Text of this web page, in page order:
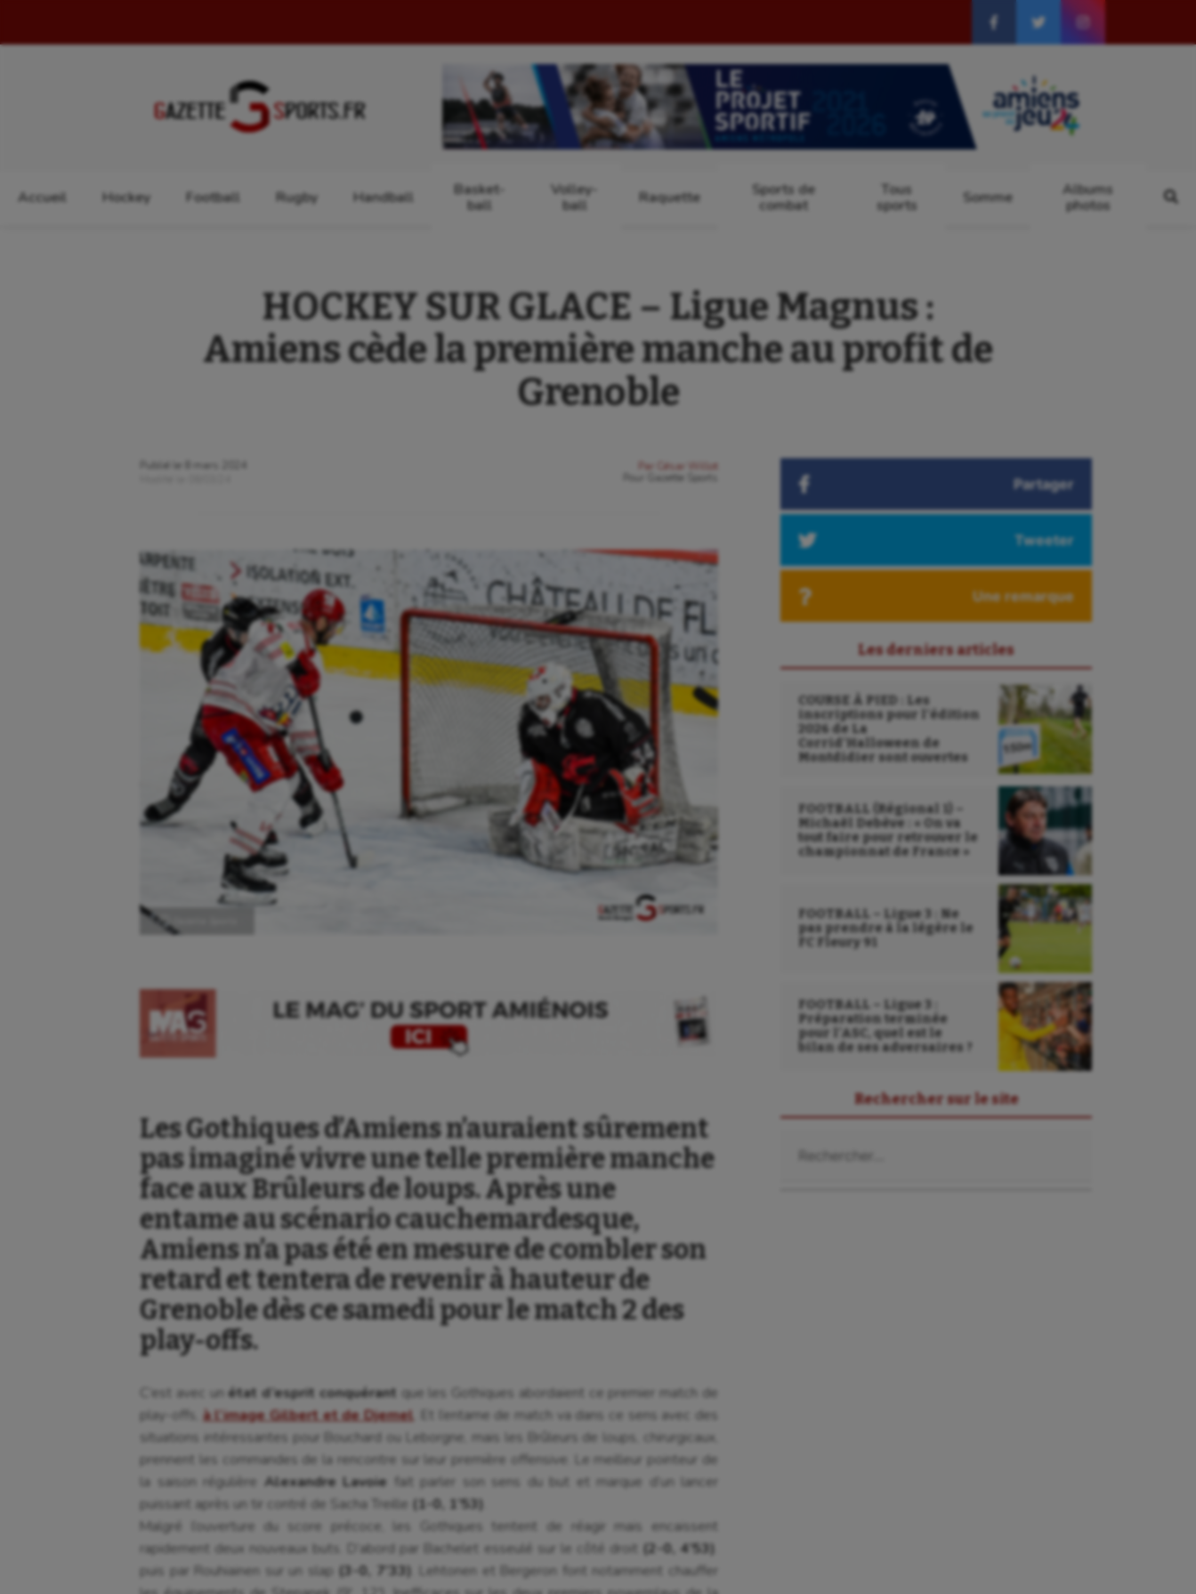
Accueil Hockey Football Rugby Handball
Basket-
ball
Volley-
ball
Raquette
Sports de
combat
Tous
sports
Somme
Albums
photos
HOCKEY SUR GLACE – Ligue Magnus :
Amiens cède la première manche au profit de
Grenoble
Publié le
8 mars 2024
Par
César Willot
Gazette Sports
Ⓒ Gazette Sports
Les Gothiques d’Amiens n’auraient sûrement
pas imaginé vivre une telle première manche
face aux Brûleurs de loups. Après une
entame au scénario cauchemardesque,
Amiens n’a pas été en mesure de combler son
retard et tentera de revenir à hauteur de
Grenoble dès ce samedi pour le match 2 des
play-offs.
C’est avec unétat d’esprit conquérant que les Gothiques abordaient ce premier match de
play-offs, à l’image Gilbert et de Djemel . Et l’entame de match va dans ce sens avec des
situations intéressantes pour Bouchard ou Leborgne, mais les Brûleurs de loups, chirurgicaux,
prennent les commandes de la rencontre sur leur première offensive. Le meilleur pointeur de
la saison régulière Alexandre Lavoie fait parler son sens du but et marque d’un lancer
puissant après un tir contré de Sacha Treille (1-0, 1’53)
Malgré l’ouverture du score précoce, les Gothiques tentent de réagir mais encaissent
rapidement deux nouveaux buts. D’abord par Bachelet esseulé sur le côté droit (2-0, 4’53)
puis par Rouhiainen sur un slap (3-0, 7’33) . Lehtonen et Bergeron font notamment chauffer
Partager
Tweeter
Une remarque
Les derniers articles
COURSE À PIED : Les
inscriptions pour l’édition
2026 de La
Corrid’Halloween de
Montdidier sont ouvertes
FOOTBALL (Régional 1) –
Michaël Debève : « On va
tout faire pour retrouver le
championnat de France »
FOOTBALL – Ligue 3 : Ne
pas prendre à la légère le
FC Fleury 91
FOOTBALL – Ligue 3 :
Préparation terminée
pour l’ASC, quel est le
bilan de ses adversaires ?
Rechercher sur le site